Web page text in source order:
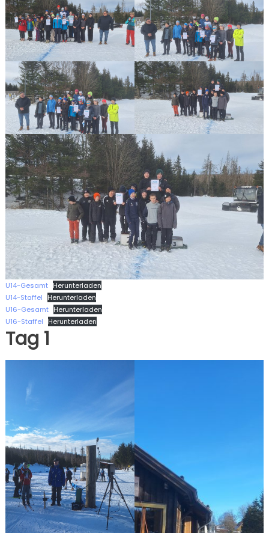
U14-Gesamt Herunterladen
U14-Staffel
Herunterladen
U16-Gesamt Herunterladen
U16-Staffel
Herunterladen
Tag 1